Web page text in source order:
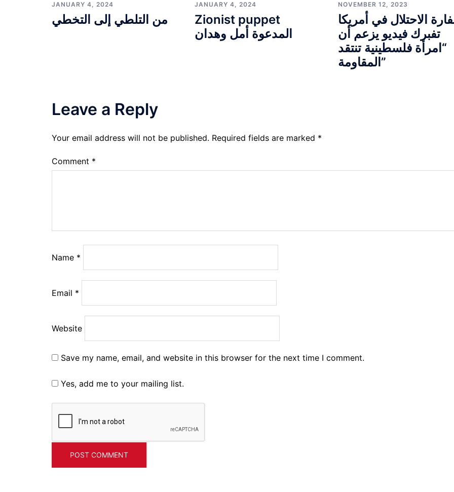
JANUARY 4, 2024
من التلطي إلى التخطي
JANUARY 4, 2024
Zionist puppet
المدعوة أمل وهدان
NOVEMBER 12, 2023
الاحتلال في أمريكا
تفبرك فيديو يزعم أن
“امرأة فلسطينية تنتقد
المقاومة”
Leave a Reply
Your email address will not be published. Required fields are marked *
Comment *
Name *
Email *
Website
Save my name, email, and website in this browser for the next time I comment.
Yes, add me to your mailing list.